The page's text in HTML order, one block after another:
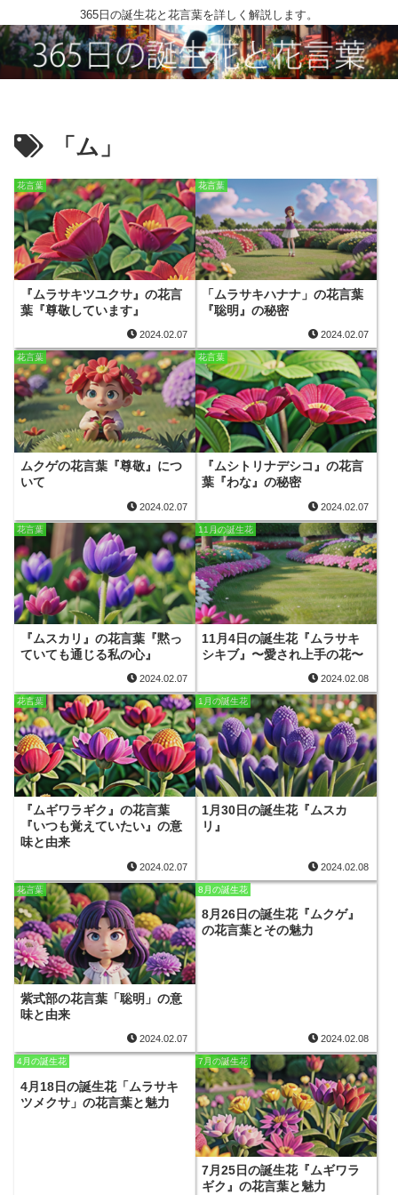
365日の誕生花と花言葉を詳しく解説します。
「ム」
花言葉
『ムラサキツユクサ』の花言
葉『尊敬しています』
2024.02.07
花言葉
「ムラサキハナナ」の花言葉
『聡明』の秘密
2024.02.07
花言葉
ムクゲの花言葉『尊敬』につ
いて
2024.02.07
花言葉
『ムシトリナデシコ』の花言
葉『わな』の秘密
2024.02.07
花言葉
『ムスカリ』の花言葉『黙っ
ていても通じる私の心』
2024.02.07
11月の誕生花
11月4日の誕生花『ムラサキ
シキブ』〜愛され上手の花〜
2024.02.08
花言葉
『ムギワラギク』の花言葉
『いつも覚えていたい』の意
味と由来
2024.02.07
1月の誕生花
1月30日の誕生花『ムスカ
リ』
2024.02.08
花言葉
紫式部の花言葉「聡明」の意
味と由来
2024.02.07
8月の誕生花
8月26日の誕生花『ムクゲ』
の花言葉とその魅力
2024.02.08
4月の誕生花
4月18日の誕生花「ムラサキ
ツメクサ」の花言葉と魅力
7月の誕生花
7月25日の誕生花『ムギワラ
ギク』の花言葉と魅力